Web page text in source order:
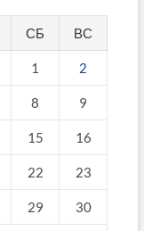
СБ ВС
1 2
8 9
15 16
22 23
29 30